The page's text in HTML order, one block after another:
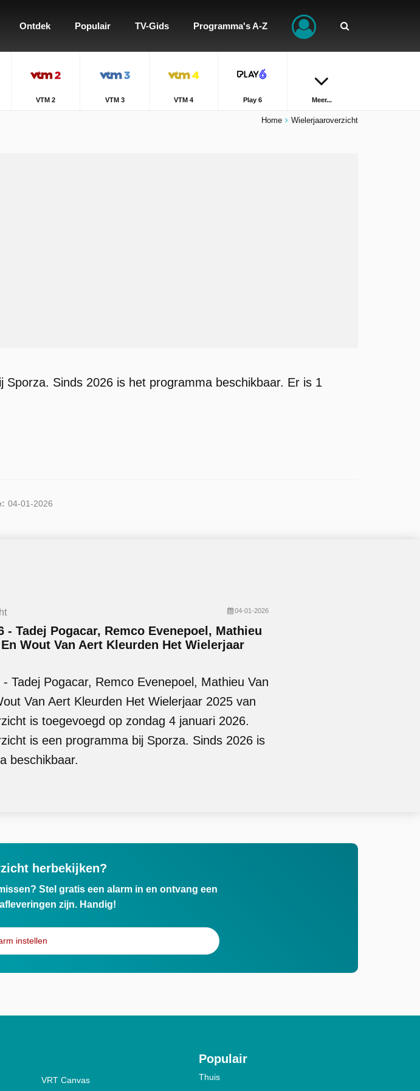
Ontdek Populair TV-Gids Programma's A-Z
VTM 2 VTM 3 VTM 4 Play 6 Meer...
Home Wielerjaaroverzicht
Sinds 2026 is het programma beschikbaar. Er is 1
04-01-2026
04-01-2026
- Tadej Pogacar, Remco Evenepoel, Mathieu
Wout Van Aert Kleurden Het Wielerjaar
Tadej Pogacar, Remco Evenepoel, Mathieu Van
Van Aert Kleurden Het Wielerjaar 2025 van
is toegevoegd op zondag 4 januari 2026.
is een programma bij Sporza. Sinds 2026 is
beschikbaar.
herbekijken?
Stel gratis een alarm in en ontvang een
zijn. Handig!
instellen
VRT Canvas
Populair
Thuis